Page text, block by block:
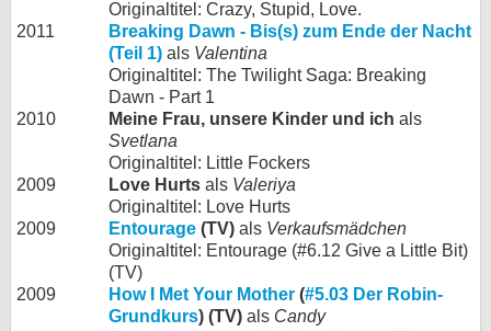
Originaltitel: Crazy, Stupid, Love.
2011
Breaking Dawn - Bis(s) zum Ende der Nacht
(Teil 1) als Valentina
Originaltitel: The Twilight Saga: Breaking
Dawn - Part 1
2010
Meine Frau, unsere Kinder und ich als
Svetlana
Originaltitel: Little Fockers
2009
Love Hurts als Valeriya
Originaltitel: Love Hurts
2009
Entourage (TV) als Verkaufsmädchen
Originaltitel: Entourage (#6.12 Give a Little Bit)
(TV)
2009
How I Met Your Mother (#5.03 Der Robin-
Grundkurs) (TV) als Candy